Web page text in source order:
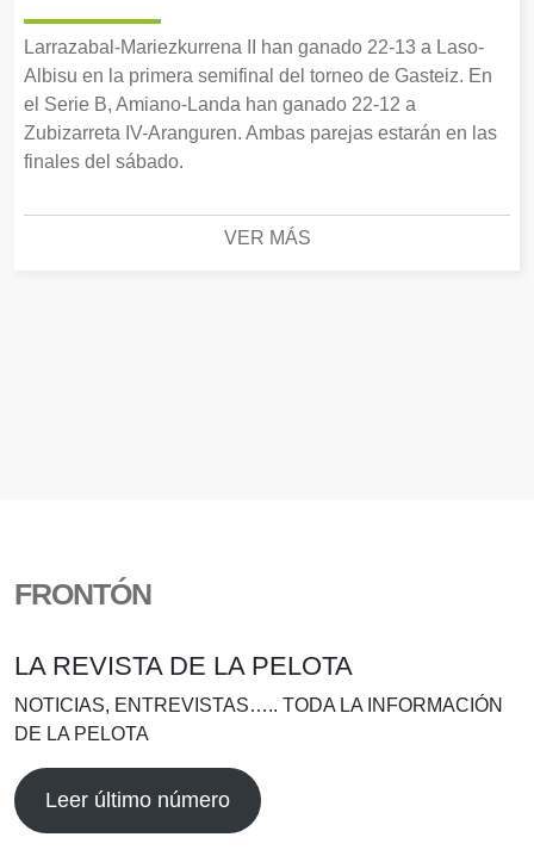
Larrazabal-Mariezkurrena II han ganado 22-13 a Laso-
Albisu en la primera semifinal del torneo de Gasteiz. En
el Serie B, Amiano-Landa han ganado 22-12 a
Zubizarreta IV-Aranguren. Ambas parejas estarán en las
finales del sábado.
VER MÁS
FRONTÓN
LA REVISTA DE LA PELOTA
NOTICIAS, ENTREVISTAS….. TODA LA INFORMACIÓN
DE LA PELOTA
Leer último número